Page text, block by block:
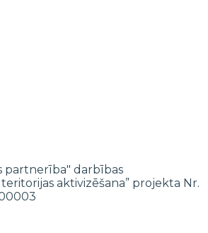
partnerība" darbības
aktivizēšana” projekta Nr.